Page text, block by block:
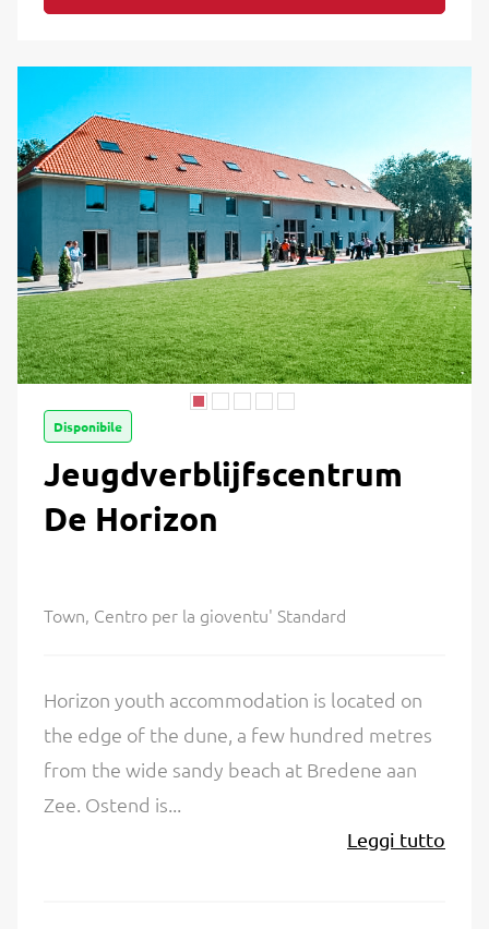
Disponibile
Jeugdverblijfscentrum
De Horizon
Town, Centro per la gioventu' Standard
Horizon youth accommodation is located on
the edge of the dune, a few hundred metres
from the wide sandy beach at Bredene aan
Zee. Ostend is...
Leggi tutto